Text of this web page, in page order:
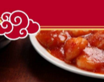
味しさを決めるのは
ならではの調味料や
りしながらも深いコ
酢やごま油、醤油な